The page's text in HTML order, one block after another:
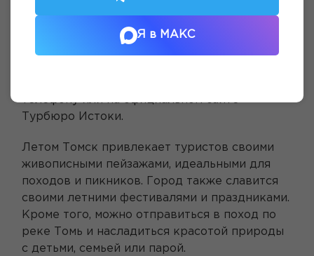
туристическая компания предлагает
широкую программу для любителей
Турбюро Истоки.
Летом Томск привлекает туристов своими
живописными пейзажами, идеальными для
походов и пикников. Город также славится
своими летними фестивалями и праздниками.
Кроме того, можно отправиться в поход по
реке Томь и насладиться красотой природы
с детьми, семьей или парой.
Я в МАКС